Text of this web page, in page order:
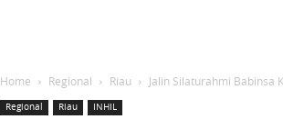
Home Regional Riau Jalin Silaturahmi Babinsa
Regional Riau INHIL